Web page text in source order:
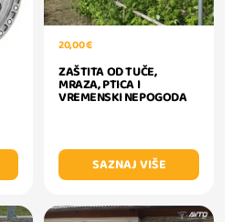
20,00 €
ZAŠTITA OD TUČE,
MRAZA, PTICA I
VREMENSKI NEPOGODA
SAZNAJ VIŠE